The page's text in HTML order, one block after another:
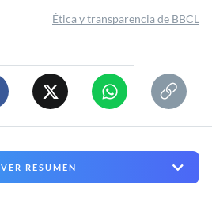
Ética y transparencia de BBCL
VER RESUMEN